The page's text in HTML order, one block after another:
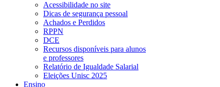
Acessibilidade no site
Dicas de segurança pessoal
Achados e Perdidos
RPPN
DCE
Recursos disponíveis para alunos
e professores
Relatório de Igualdade Salarial
Eleições Unisc 2025
Ensino